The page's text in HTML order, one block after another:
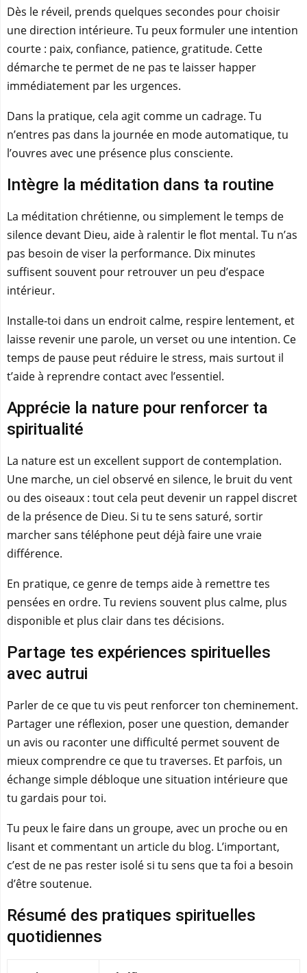
Dès le réveil, prends quelques secondes pour choisir
une direction intérieure. Tu peux formuler une intention
courte : paix, confiance, patience, gratitude. Cette
démarche te permet de ne pas te laisser happer
immédiatement par les urgences.
Dans la pratique, cela agit comme un cadrage. Tu
n’entres pas dans la journée en mode automatique, tu
l’ouvres avec une présence plus consciente.
Intègre la méditation dans ta routine
La méditation chrétienne, ou simplement le temps de
silence devant Dieu, aide à ralentir le flot mental. Tu n’as
pas besoin de viser la performance. Dix minutes
suffisent souvent pour retrouver un peu d’espace
intérieur.
Installe-toi dans un endroit calme, respire lentement, et
laisse revenir une parole, un verset ou une intention. Ce
temps de pause peut réduire le stress, mais surtout il
t’aide à reprendre contact avec l’essentiel.
Apprécie la nature pour renforcer ta
spiritualité
La nature est un excellent support de contemplation.
Une marche, un ciel observé en silence, le bruit du vent
ou des oiseaux : tout cela peut devenir un rappel discret
de la présence de Dieu. Si tu te sens saturé, sortir
marcher sans téléphone peut déjà faire une vraie
différence.
En pratique, ce genre de temps aide à remettre tes
pensées en ordre. Tu reviens souvent plus calme, plus
disponible et plus clair dans tes décisions.
Partage tes expériences spirituelles
avec autrui
Parler de ce que tu vis peut renforcer ton cheminement.
Partager une réflexion, poser une question, demander
un avis ou raconter une difficulté permet souvent de
mieux comprendre ce que tu traverses. Et parfois, un
échange simple débloque une situation intérieure que
tu gardais pour toi.
Tu peux le faire dans un groupe, avec un proche ou en
lisant et commentant un article du blog. L’important,
c’est de ne pas rester isolé si tu sens que ta foi a besoin
d’être soutenue.
Résumé des pratiques spirituelles
quotidiennes